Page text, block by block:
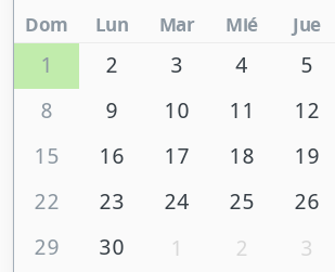
Dom Lun Mar Mié Jue
1 2 3 4 5
8
9 10 11 12
15
16 17 18 19
22
23 24 25 26
29
30 1 2 3